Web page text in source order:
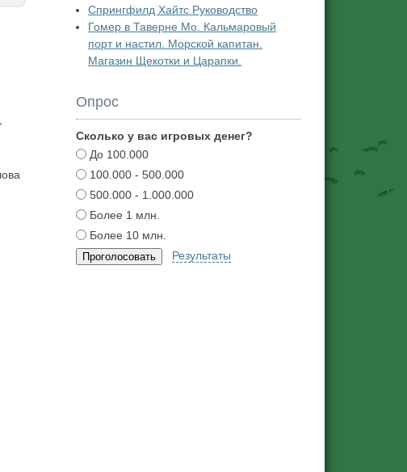
Спрингфилд Хайтс Руководство
Гомер в Таверне Мо. Кальмаровый
порт и настил. Морской капитан.
Магазин Щекотки и Царапки.
Опрос
Сколько у вас игровых денег?
До 100.000
100.000 - 500.000
500.000 - 1.000.000
Более 1 млн.
Более 10 млн.
Результаты